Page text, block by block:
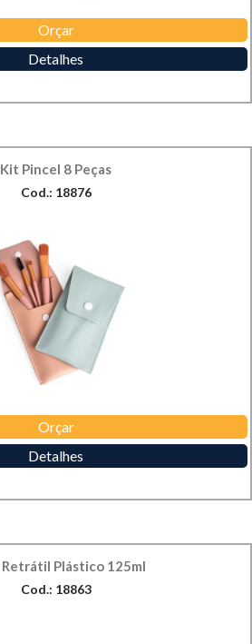
Orçar
Detalhes
Kit Pincel 8 Peças
Cod.: 18876
Orçar
Detalhes
Retrátil Plástico 125ml
Cod.: 18863